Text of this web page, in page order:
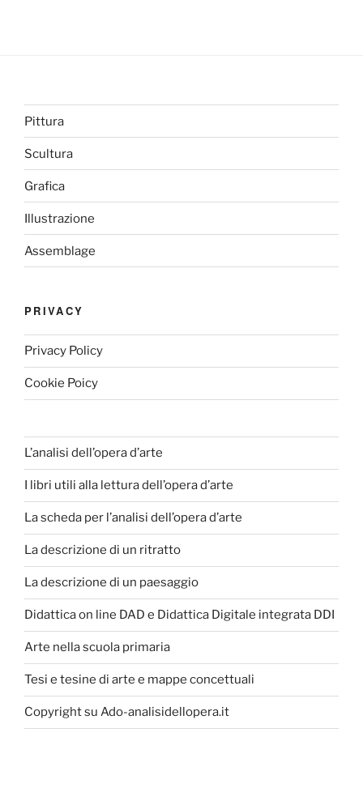
Pittura
Scultura
Grafica
Illustrazione
Assemblage
PRIVACY
Privacy Policy
Cookie Poicy
L’analisi dell’opera d’arte
I libri utili alla lettura dell’opera d’arte
La scheda per l’analisi dell’opera d’arte
La descrizione di un ritratto
La descrizione di un paesaggio
Didattica on line DAD e Didattica Digitale integrata DDI
Arte nella scuola primaria
Tesi e tesine di arte e mappe concettuali
Copyright su Ado-analisidellopera.it